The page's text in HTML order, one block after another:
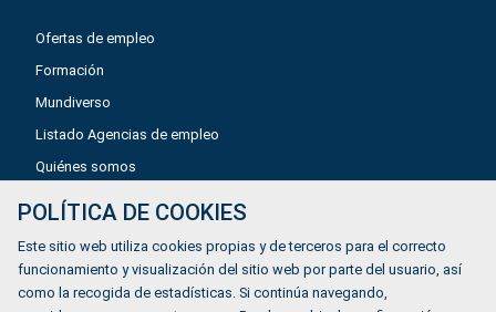
Ofertas de empleo
Formación
Mundiverso
Listado Agencias de empleo
Quiénes somos
Política de privacidad
Política de Cookies
POLÍTICA DE COOKIES
Este sitio web utiliza cookies propias y de terceros para el correcto
funcionamiento y visualización del sitio web por parte del usuario, así
como la recogida de estadísticas. Si continúa navegando,